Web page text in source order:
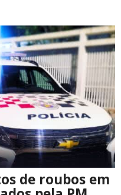
de roubos em